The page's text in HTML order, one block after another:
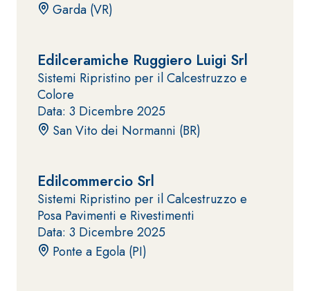
Garda (VR)
Edilceramiche Ruggiero Luigi Srl
Sistemi Ripristino per il Calcestruzzo e
Colore
Data: 3 Dicembre 2025
San Vito dei Normanni (BR)
Edilcommercio Srl
Sistemi Ripristino per il Calcestruzzo e
Posa Pavimenti e Rivestimenti
Data: 3 Dicembre 2025
Ponte a Egola (PI)
Sistema
INTONACATURA E
COSTRUZIONE
PRODOTTI A BASE
CALCE AEREA
Intonaco di fondo
bianco
fibrorinforzato a
base di calce
aerea, per interni
ed esterni
Sistema
GYPSOTEC
H
GYPSOTECH
GypsoLIGNUM
Lastra in